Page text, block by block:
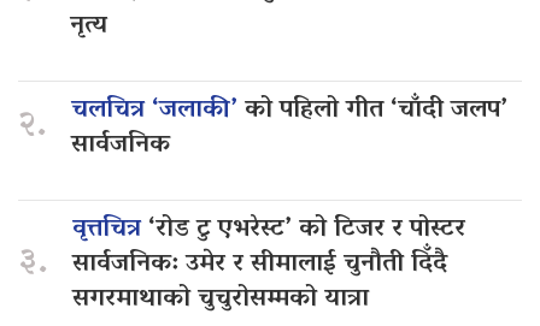
नृत्य
२. चलचित्र ‘जलाकी’को पहिलो गीत ‘चाँदी जलप’
सार्वजनिक
३.
वृत्तचित्र‘रोड टु एभरेस्ट’ को टिजर र पोस्टर
सार्वजनिक: उमेर र सीमालाई चुनौती दिँदै
सगरमाथाको चुचुरोसम्मको यात्रा